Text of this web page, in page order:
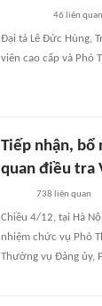
46 liên quan
Đại tá Lê Đức Hùng,
viên cao cấp và Phó
Tiếp nhận, bổ
quan điều tra
738 liên quan
Chiều 4/12, tại Hà
nhiệm chức vụ Phó
Thường vụ Đảng ủy,